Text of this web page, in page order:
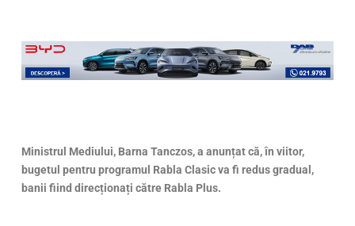
Ministrul Mediului, Barna Tanczos, a anunțat că, în viitor,
bugetul pentru programul Rabla Clasic va fi redus gradual,
banii fiind direcționați către Rabla Plus.